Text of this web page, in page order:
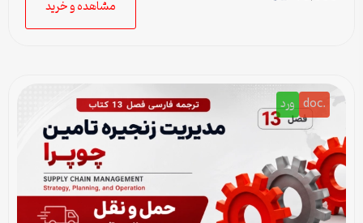
مشاهده و خرید
.doc ورد